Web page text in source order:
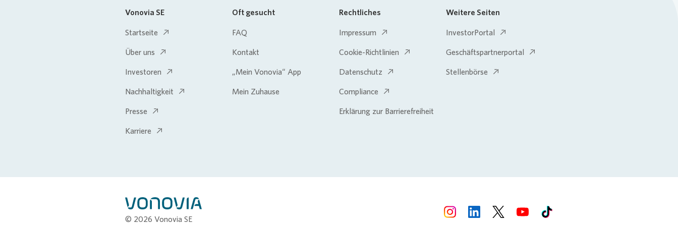
Vonovia SE
Startseite
Über uns
Investoren
Nachhaltigkeit
Presse
Karriere
Oft gesucht
FAQ
Kontakt
„Mein Vonovia“ App
Mein Zuhause
Rechtliches
Impressum
Cookie-Richtlinien
Datenschutz
Compliance
Erklärung zur Barrierefreiheit
Weitere Seiten
InvestorPortal
Geschäftspartnerportal
Stellenbörse
© 2026 Vonovia SE